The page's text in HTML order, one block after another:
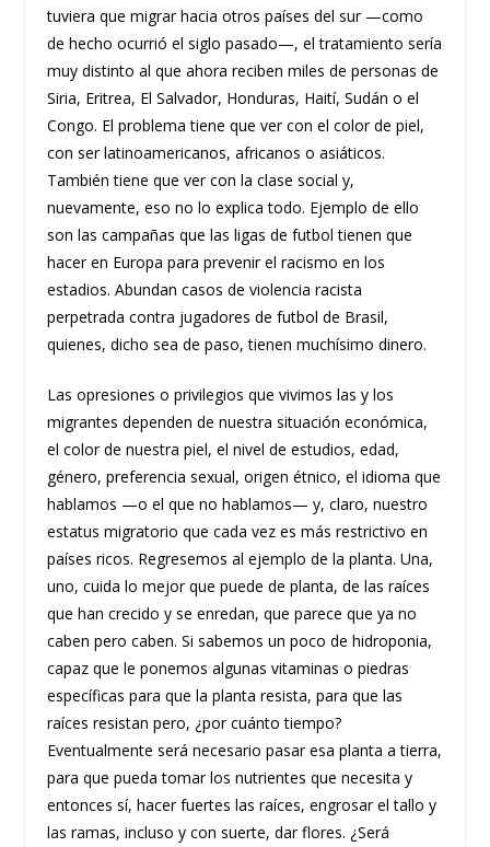
tuviera que migrar hacia otros países del sur —como
de hecho ocurrió el siglo pasado—, el tratamiento sería
muy distinto al que ahora reciben miles de personas de
Siria, Eritrea, El Salvador, Honduras, Haití, Sudán o el
Congo. El problema tiene que ver con el color de piel,
con ser latinoamericanos, africanos o asiáticos.
También tiene que ver con la clase social y,
nuevamente, eso no lo explica todo. Ejemplo de ello
son las campañas que las ligas de futbol tienen que
hacer en Europa para prevenir el racismo en los
estadios. Abundan casos de violencia racista
perpetrada contra jugadores de futbol de Brasil,
quienes, dicho sea de paso, tienen muchísimo dinero.
Las opresiones o privilegios que vivimos las y los
migrantes dependen de nuestra situación económica,
el color de nuestra piel, el nivel de estudios, edad,
género, preferencia sexual, origen étnico, el idioma que
hablamos —o el que no hablamos— y, claro, nuestro
estatus migratorio que cada vez es más restrictivo en
países ricos. Regresemos al ejemplo de la planta. Una,
uno, cuida lo mejor que puede de planta, de las raíces
que han crecido y se enredan, que parece que ya no
caben pero caben. Si sabemos un poco de hidroponia,
capaz que le ponemos algunas vitaminas o piedras
específicas para que la planta resista, para que las
raíces resistan pero, ¿por cuánto tiempo?
Eventualmente será necesario pasar esa planta a tierra,
para que pueda tomar los nutrientes que necesita y
entonces sí, hacer fuertes las raíces, engrosar el tallo y
las ramas, incluso y con suerte, dar flores. ¿Será